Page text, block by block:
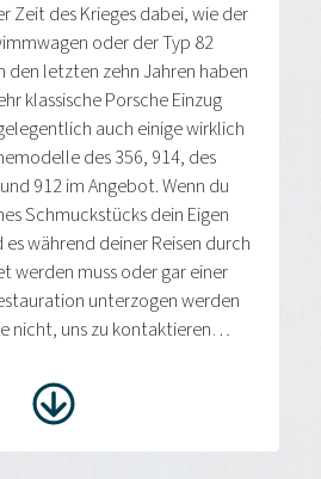
Zeit des Krieges dabei, wie der
oder der Typ 82
den letzten zehn Jahren haben
klassische Porsche Einzug
auch einige wirklich
des 356, 914, des
912 im Angebot. Wenn du
Schmuckstücks dein Eigen
während deiner Reisen durch
werden muss oder gar einer
unterzogen werden
nicht, uns zu kontaktieren…